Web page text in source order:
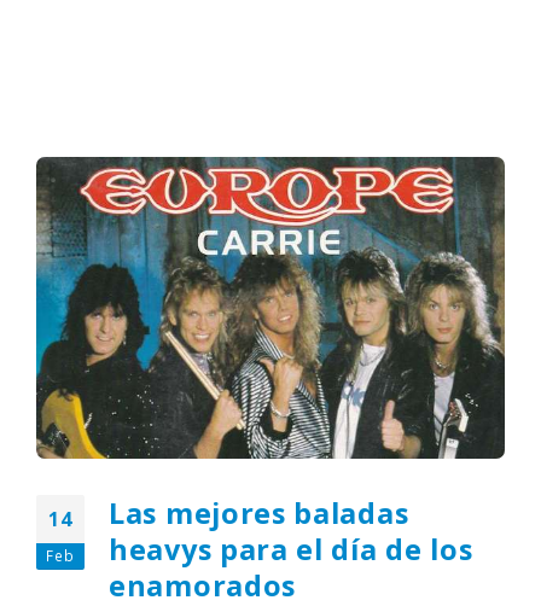
14
Feb
Las mejores baladas
heavys para el día de los
enamorados